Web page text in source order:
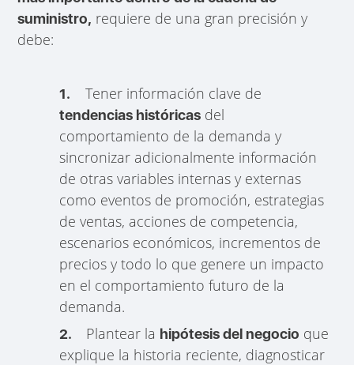
suministro, requiere de una gran precisión y
debe:
1. Tener información clave de
tendencias históricasdel
comportamiento de la demanda y
sincronizar adicionalmente información
de otras variables internas y externas
como eventos de promoción, estrategias
de ventas, acciones de competencia,
escenarios económicos, incrementos de
precios y todo lo que genere un impacto
en el comportamiento futuro de la
demanda.
2. Plantear la hipótesis del negocio que
explique la historia reciente, diagnosticar